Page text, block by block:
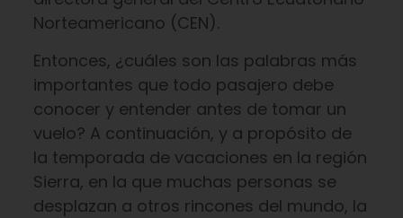
Norteamericano (CEN).
Entonces, ¿cuáles son las palabras más
importantes que todo pasajero debe
conocer y entender antes de tomar un
vuelo? A continuación, y a propósito de
la temporada de vacaciones en la región
Sierra, en la que muchas personas se
desplazan a otros rincones del mundo, la